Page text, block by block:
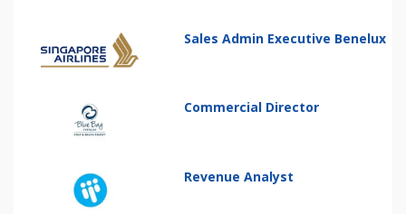
Sales Admin Executive Benelux
Commercial Director
Revenue Analyst